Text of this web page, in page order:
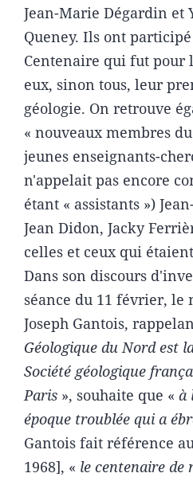
Jean-Marie Dégardin et
Queney. Ils ont
Centenaire qui fut pour
eux, sinon tous, leur
géologie. On retrouve
« nouveaux membres
jeunes enseignants-
n'appelait pas encore
étant « assistants »)
Jean Didon, Jacky
celles et ceux qui
Dans son discours
séance du 11 février, le
Joseph Gantois,
Géologique du Nord est
Société géologique
Paris », souhaite que « à
époque troublée qui a
Gantois fait référence
1968], « le centenaire de